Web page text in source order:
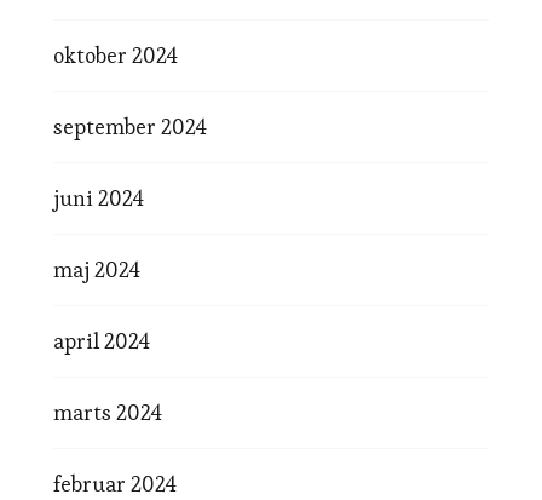
oktober 2024
september 2024
juni 2024
maj 2024
april 2024
marts 2024
februar 2024